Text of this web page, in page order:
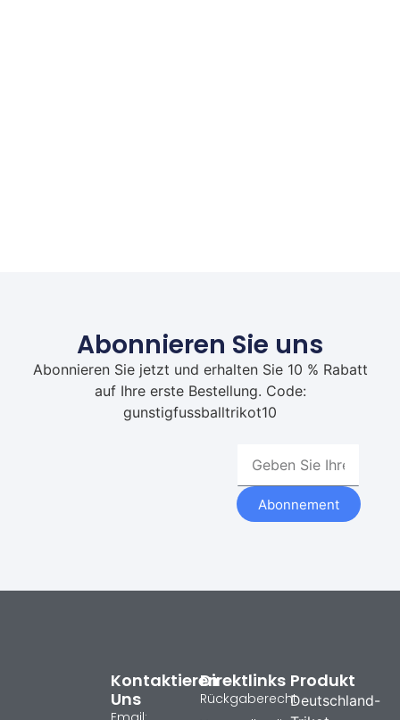
Abonnieren Sie uns
Abonnieren Sie jetzt und erhalten Sie 10 % Rabatt
auf Ihre erste Bestellung. Code:
gunstigfussballtrikot10
Abonnement
Produkt
Deutschland-
Direktlinks
Rückgaberecht
Kontaktieren
Uns